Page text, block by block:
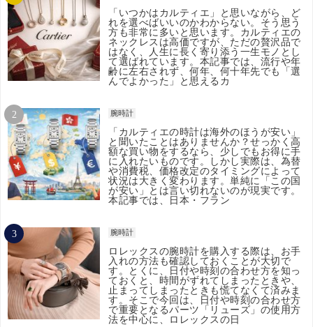
「いつかはカルティエ」と思いながら、ど
れを選べばいいのかわからない。そう思う
方も非常に多いと思います。カルティエの
ネックレスは高価ですが、ただの贅沢品で
はなく、人生に長く寄り添う一生モノとし
て選ばれています。本記事では、流行や年
齢に左右されず、何年、何十年先でも「選
んでよかった」と思えるカ
腕時計
「カルティエの時計は海外のほうが安い」
と聞いたことはありませんか？せっかく高
額な買い物をするなら、少しでもお得に手
に入れたいものです。しかし実際は、為替
や消費税、価格改定のタイミングによって
状況は大きく変わります。単純に「この国
が安い」とは言い切れないのが現実です。
本記事では、日本・フラン
腕時計
ロレックスの腕時計を購入する際は、お手
入れの方法も確認しておくことが大切で
す。とくに、日付や時刻の合わせ方を知っ
ておくと、時間がずれてしまったときや、
止まってしまったときも慌てなくて済みま
す。そこで今回は、日付や時刻の合わせ方
で重要となるパーツ「リューズ」の使用方
法を中心に、ロレックスの日